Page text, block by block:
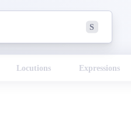
S
Locutions Expressions